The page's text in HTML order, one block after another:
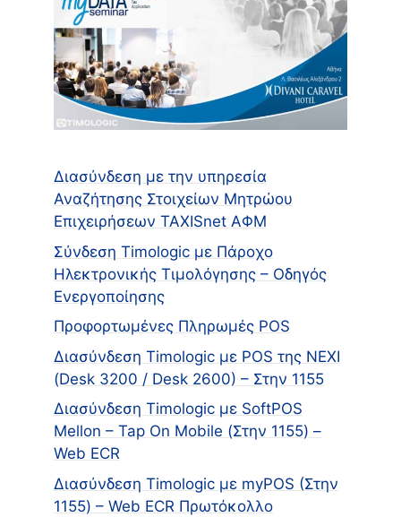
Διασύνδεση με την υπηρεσία
Αναζήτησης Στοιχείων Μητρώου
Επιχειρήσεων TAXISnet ΑΦΜ
Σύνδεση Timologic με Πάροχο
Ηλεκτρονικής Τιμολόγησης – Οδηγός
Ενεργοποίησης
Προφορτωμένες Πληρωμές POS
Διασύνδεση Timologic με POS της NEXI
(Desk 3200 / Desk 2600) – Στην 1155
Διασύνδεση Timologic με SoftPOS
Mellon – Tap On Mobile (Στην 1155) –
Web ECR
Διασύνδεση Timologic με myPOS (Στην
1155) – Web ECR Πρωτόκολλο